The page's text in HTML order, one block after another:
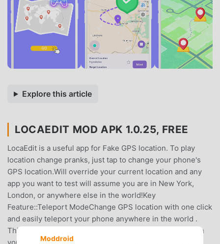
Explore this article
LOCAEDIT MOD APK 1.0.25, FREE
LocaEdit is a useful app for Fake GPS location. To play
location change pranks, just tap to change your phone's
GPS location.Will override your current location and any
app you want to test will assume you are in New York,
London, or anywhere else in the world!Key
Feature::Teleport ModeChange GPS location with one click
and easily teleport your phone anywhere in the world .
This app sets a Fake GPS location so that all other app in
Moddroid